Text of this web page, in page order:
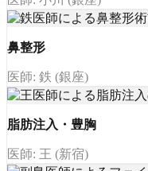
鼻整形
医師: 鉄 (銀座)
脂肪注入・豊胸
医師: 王 (新宿)